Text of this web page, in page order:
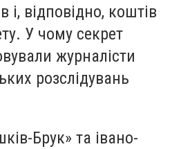
і, відповідно, коштів
У чому секрет
журналісти
розслідувань
Брук» та івано-